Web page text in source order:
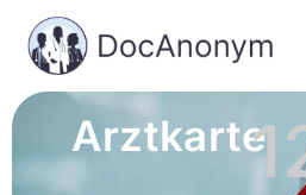
Arztkarte